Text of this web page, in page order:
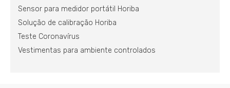
Sensor para medidor portátil Horiba
Solução de calibração Horiba
Teste Coronavírus
Vestimentas para ambiente controlados